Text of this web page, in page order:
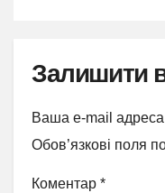
Залишити
Ваша e-mail
Обов’язкові поля
Коментар *